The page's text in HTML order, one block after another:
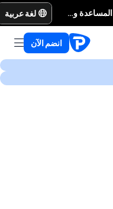
المساعدة والدعم لغة عربية
انضم الآن